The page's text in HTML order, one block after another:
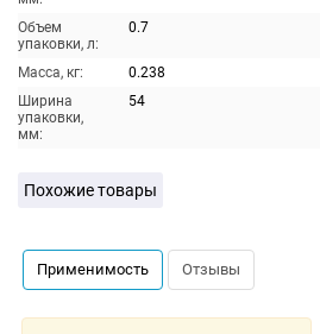
Объем
упаковки, л:
0.7
Масса, кг:
0.238
Ширина
упаковки,
мм:
54
Похожие товары
Применимость Отзывы